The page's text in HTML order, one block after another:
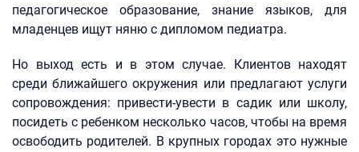
педагогическое образование, знание языков, для
младенцев ищут няню с дипломом педиатра.
Но выход есть и в этом случае. Клиентов находят
среди ближайшего окружения или предлагают услуги
сопровождения: привести-увести в садик или школу,
посидеть с ребенком несколько часов, чтобы на время
освободить родителей. В крупных городах это нужные